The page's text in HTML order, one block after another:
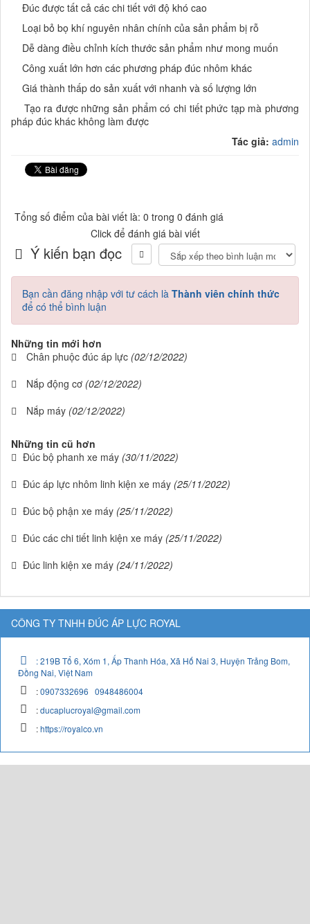
Đúc được tất cả các chi tiết với độ khó cao
Loại bỏ bọ khí nguyên nhân chính của sản phẩm bị rỗ
Dễ dàng điều chỉnh kích thước sản phẩm như mong muốn
Công xuất lớn hơn các phương pháp đúc nhôm khác
Giá thành thấp do sản xuất với nhanh và số lượng lớn
Tạo ra được những sản phẩm có chi tiết phức tạp mà phương
pháp đúc khác không làm được
Tác giả: admin
Tổng số điểm của bài viết là: 0 trong 0 đánh giá
Click để đánh giá bài viết
Ý kiến bạn đọc
Bạn cần đăng nhập với tư cách là Thành viên chính thức
để có thể bình luận
Những tin mới hơn
Chân phuộc đúc áp lực (02/12/2022)
Nắp động cơ (02/12/2022)
Nắp máy (02/12/2022)
Những tin cũ hơn
Đúc bộ phanh xe máy (30/11/2022)
Đúc áp lực nhôm linh kiện xe máy (25/11/2022)
Đúc bộ phận xe máy (25/11/2022)
Đúc các chi tiết linh kiện xe máy (25/11/2022)
Đúc linh kiện xe máy (24/11/2022)
CÔNG TY TNHH ĐÚC ÁP LỰC ROYAL
:219B Tổ 6, Xóm 1, Ấp Thanh Hóa, Xã Hố Nai 3, Huyện Trảng Bom,
Đồng Nai, Việt Nam
:0907332696 0948486004
:ducaplucroyal@gmail.com
:https://royalco.vn